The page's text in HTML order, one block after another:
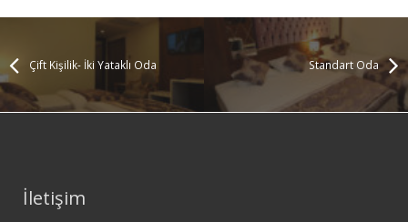
Çift Kişilik- İki Yataklı Oda Standart Oda
İletişim